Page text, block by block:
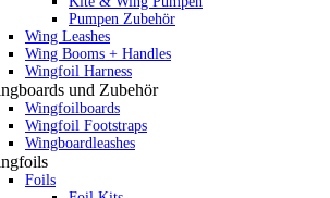
Pumpen Zubehör
Wing Leashes
Wing Booms + Handles
Wingfoil Harness
und Zubehör
Wingfoilboards
Wingfoil Footstraps
Wingboardleashes
Foils